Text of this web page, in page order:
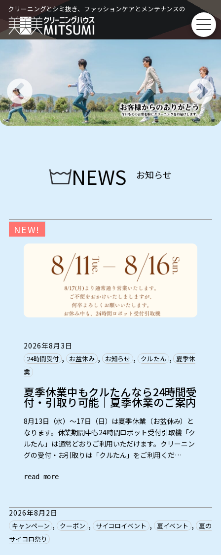
Skip
to
content
クリーニングとシミ抜き、ファッションケアとメンテナンスの
NEWS お知らせ
NEW!
2026年8月3日
24時間受付 , お盆休み , お知らせ , クルたん , 夏季休
業
夏季休業中もクルたんなら24時間受
付・引取り可能｜夏季休業のご案内
8月13日（水）～17日（日）は夏季休業（お盆休み）と
なります。休業期間中も24時間ロボット受付引取機「ク
ルたん」は通常どおりご利用いただけます。クリーニン
グの受付・お引取りは「クルたん」をご利用くだ…
read more
2026年8月2日
キャンペーン , クーポン , サイコロイベント , 夏イベント , 夏の
サイコロ祭り